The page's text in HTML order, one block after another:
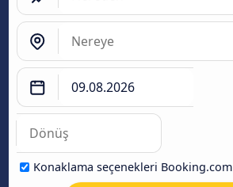
Konaklama seçenekleri Booking.com